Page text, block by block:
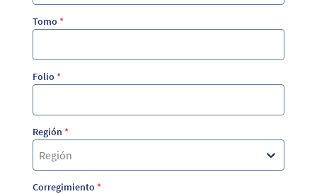
Tomo *
Folio *
Región *
Región
Corregimiento *